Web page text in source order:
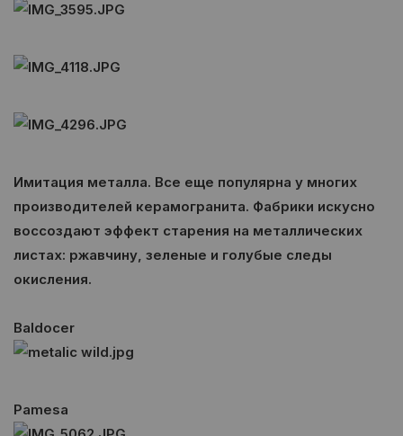
Имитация металла. Все еще популярна у многих
производителей керамогранита. Фабрики искусно
воссоздают эффект старения на металлических
листах: ржавчину, зеленые и голубые следы
окисления.
Baldocer
Pamesa